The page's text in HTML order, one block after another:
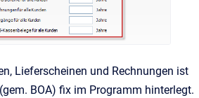
Lieferscheinen und Rechnungen ist
BOA) fix im Programm hinterlegt.